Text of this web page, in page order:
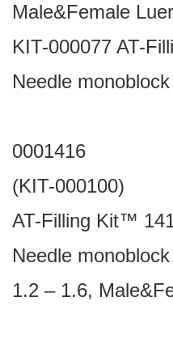
Male&Female Luer
KIT-000077 AT-
Needle
0001416
(KIT-000100)
AT-Filling Kit™
Needle
1.2 – 1.6,